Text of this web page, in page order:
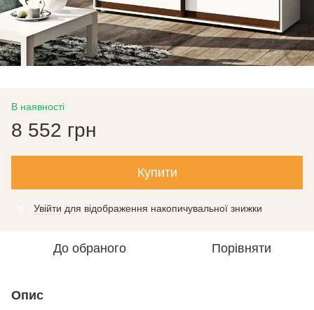
В наявності
8 552 грн
Купити
Увійти для відображення накопичувальної знижки
До обраного Порівняти
Опис